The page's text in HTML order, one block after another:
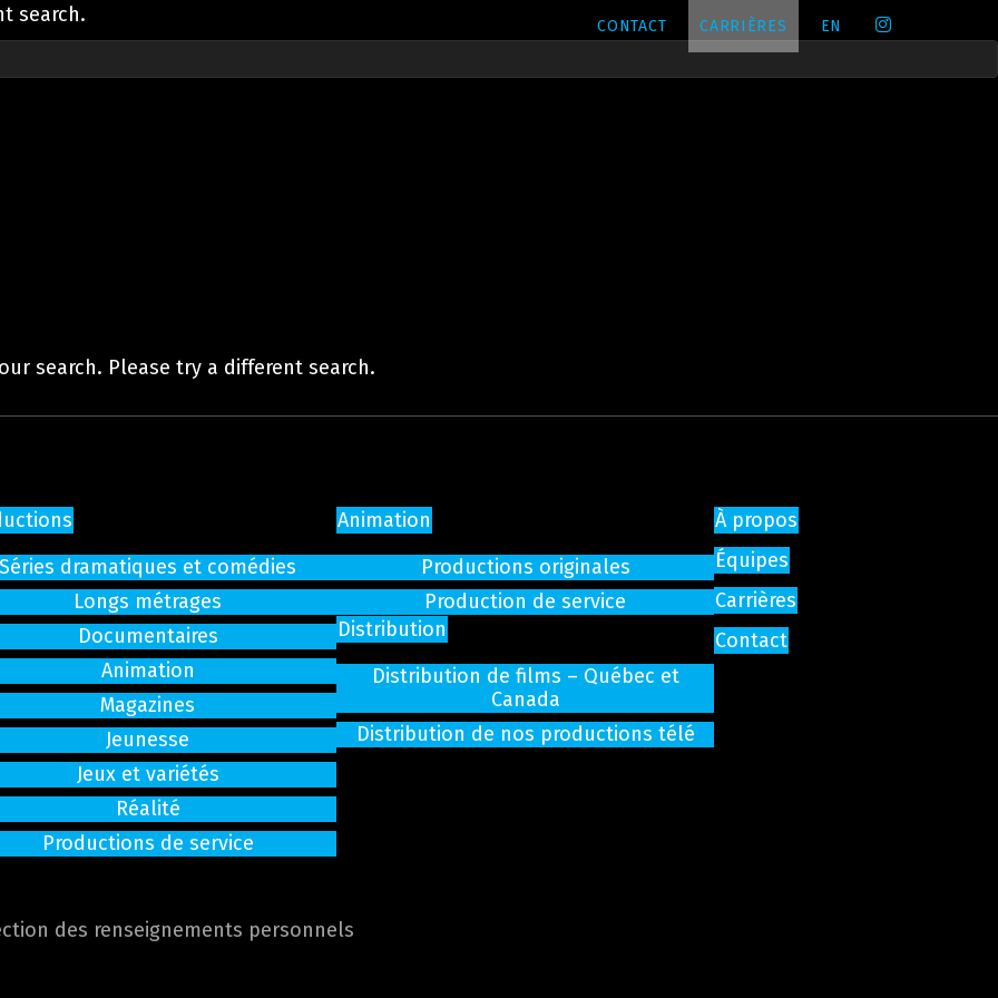
CONTACT CARRIÈRES EN
search.
search. Please try a different search.
Séries dramatiques et comédies
Longs métrages
Documentaires
Animation
Magazines
Jeunesse
Jeux et variétés
Réalité
Productions de service
Animation
Productions originales
Production de service
Distribution
Distribution de films – Québec et
Canada
Distribution de nos productions télé
À propos
Équipes
Carrières
Contact
des renseignements personnels